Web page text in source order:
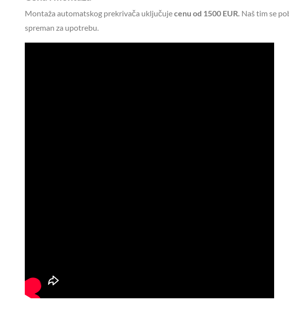
Montaža automatskog prekrivača uključujecenu od 1500 EUR. Naš tim se
spreman za upotrebu.